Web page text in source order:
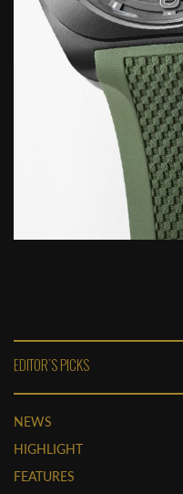
EDITOR'S PICKS
NEWS
HIGHLIGHT
FEATURES